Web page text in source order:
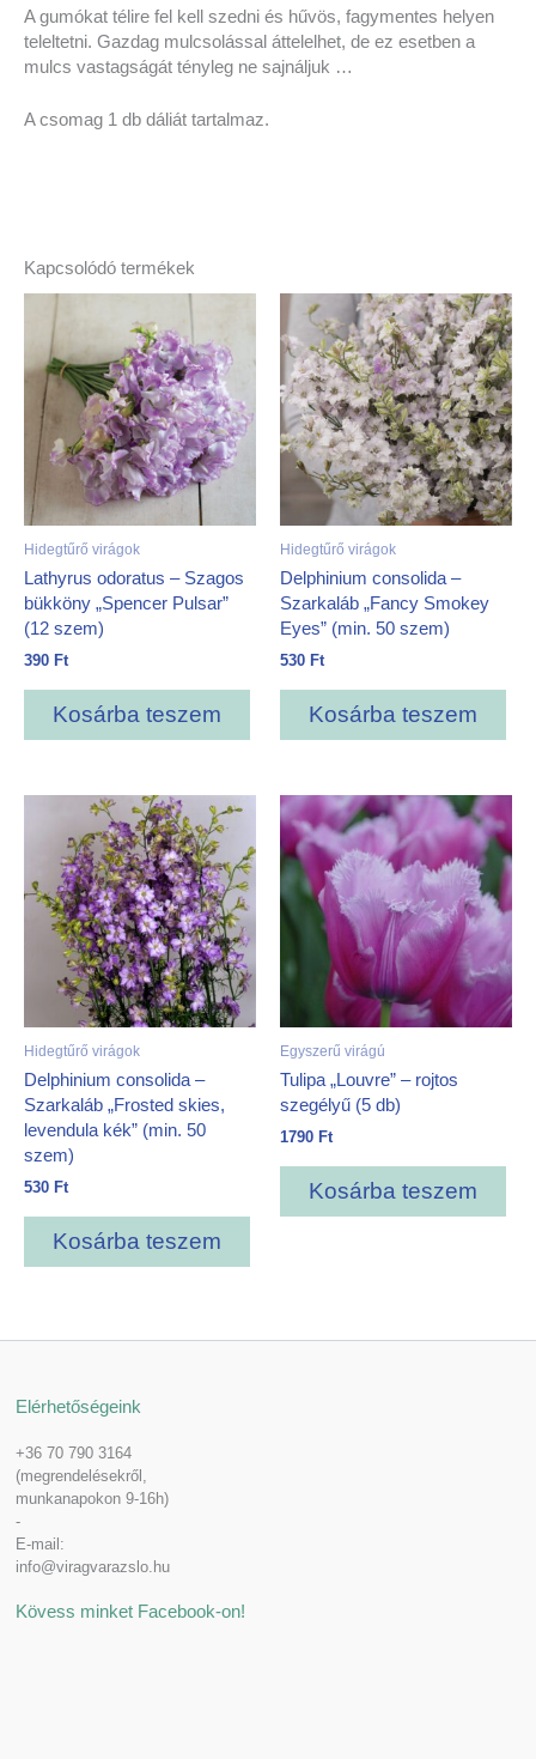
A gumókat télire fel kell szedni és hűvös, fagymentes helyen
teleltetni. Gazdag mulcsolással áttelelhet, de ez esetben a
mulcs vastagságát tényleg ne sajnáljuk …
A csomag 1 db dáliát tartalmaz.
Kapcsolódó termékek
Hidegtűrő virágok
Lathyrus odoratus – Szagos
bükköny „Spencer Pulsar”
(12 szem)
390 Ft
Kosárba teszem
Hidegtűrő virágok
Delphinium consolida –
Szarkaláb „Fancy Smokey
Eyes” (min. 50 szem)
530 Ft
Kosárba teszem
Hidegtűrő virágok
Delphinium consolida –
Szarkaláb „Frosted skies,
levendula kék” (min. 50
szem)
530 Ft
Kosárba teszem
Egyszerű virágú
Tulipa „Louvre” – rojtos
szegélyű (5 db)
1790 Ft
Kosárba teszem
Elérhetőségeink
+36 70 790 3164
(megrendelésekről,
munkanapokon 9-16h)
-
E-mail:
info@viragvarazslo.hu
Kövess minket Facebook-on!